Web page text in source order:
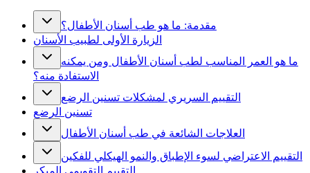
مقدمة: ما هو طب أسنان الأطفال؟
الزيارة الأولى لطبيب الأسنان
ما هو العمر المناسب لطب أسنان الأطفال ومن يمكنه
الاستفادة منه؟
التقييم السريري لمشكلات تسنين الرضع
تسنين الرضع
العلاجات الشائعة في طب أسنان الأطفال
التقييم الاعتراضي لسوء الإطباق والنمو الهيكلي للفكين